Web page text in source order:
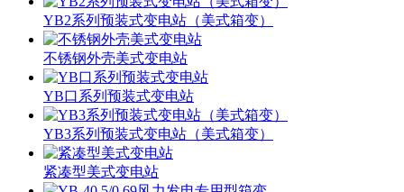
YB2系列预装式变电站（美式箱变）
不锈钢外壳美式变电站
YB口系列预装式变电站
YB3系列预装式变电站（美式箱变）
紧凑型美式变电站